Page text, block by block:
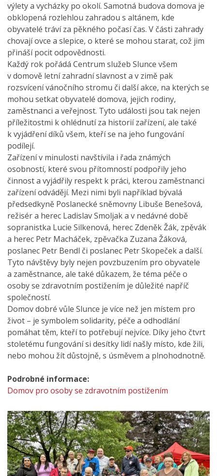
výlety a vycházky po okolí. Samotná budova domova je
obklopená rozlehlou zahradou s altánem, kde
obyvatelé tráví za pěkného počasí čas. V části zahrady
chovají ovce a slepice, o které se mohou starat, což jim
přináší pocit odpovědnosti.
Každý rok pořádá Centrum služeb Slunce všem
v domově letní zahradní slavnost a v zimě pak
rozsvícení vánočního stromu či další akce, na kterých se
mohou setkat obyvatelé domova, jejich rodiny,
zaměstnanci a veřejnost. Tyto události jsou tak nejen
příležitostmi k ohlédnutí za historií zařízení, ale také
k vyjádření díků všem, kteří se na jeho fungování
podílejí.
Zařízení v minulosti navštívila i řada známých
osobností, které svou přítomností podpořily jeho
činnost a vyjádřily respekt k práci, kterou zaměstnanci
zařízení odvádějí. Mezi nimi byli například bývalá
předsedkyně Poslanecké sněmovny Libuše Benešová,
režisér a herec Ladislav Smoljak a v nedávné době
sopranistka Lucie Silkenová, herec Zdeněk Žák, zpěvák
a herec Petr Macháček, zpěvačka Zuzana Žáková,
poslanec Petr Bendl či poslanec Petr Skopeček a další.
Tyto návštěvy byly nejen povzbuzením pro obyvatele
a zaměstnance, ale také důkazem, že téma péče o
osoby se zdravotním postižením je důležité napříč
společností.
Domov dobré vůle Slunce je více než jen místem pro
život – je symbolem solidarity, péče a odhodlání
pomáhat těm, kteří to potřebují nejvíce. Díky jeho čtvrt
stoletému fungování si desítky lidí našly místo, kde žili,
nebo mohou žít důstojně, s úsměvem a plnohodnotně.
Podrobné informace:
Domov pro osoby se zdravotním postižením